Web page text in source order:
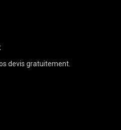
devis gratuitement.